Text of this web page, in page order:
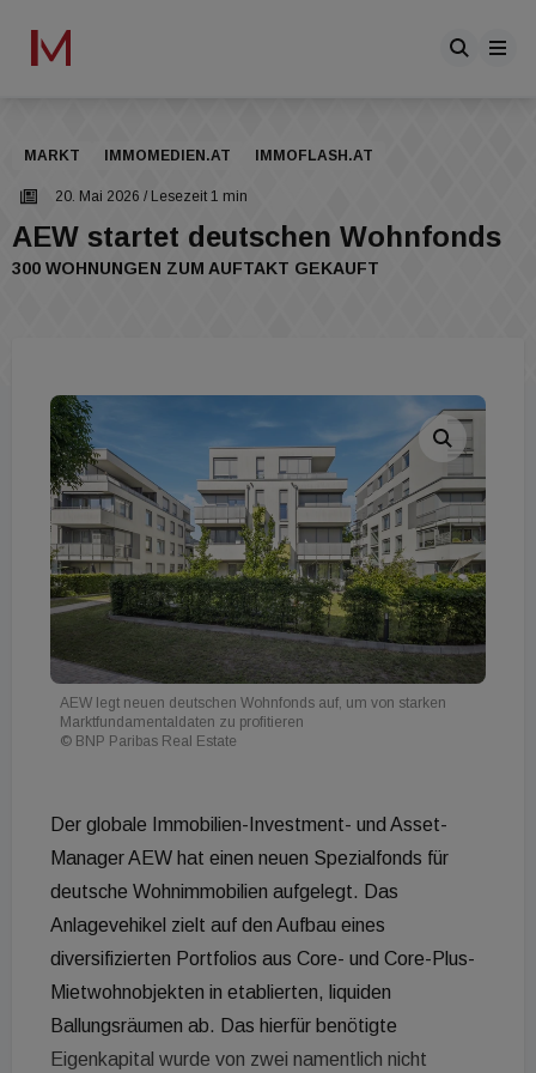
MARKT IMMOMEDIEN.AT IMMOFLASH.AT
20. Mai 2026 / Lesezeit 1 min
AEW startet deutschen Wohnfonds
300 WOHNUNGEN ZUM AUFTAKT GEKAUFT
AEW legt neuen deutschen Wohnfonds auf, um von starken
Marktfundamentaldaten zu profitieren
© BNP Paribas Real Estate
Der globale Immobilien-Investment- und Asset-
Manager AEW hat einen neuen Spezialfonds für
deutsche Wohnimmobilien aufgelegt. Das
Anlagevehikel zielt auf den Aufbau eines
diversifizierten Portfolios aus Core- und Core-Plus-
Mietwohnobjekten in etablierten, liquiden
Ballungsräumen ab. Das hierfür benötigte
Eigenkapital wurde von zwei namentlich nicht